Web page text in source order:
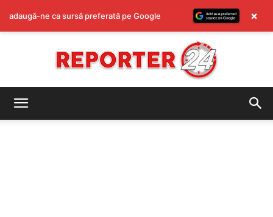
adaugă-ne ca sursă preferată pe Google ×